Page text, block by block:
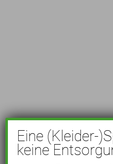
Eine (Kleider-
keine